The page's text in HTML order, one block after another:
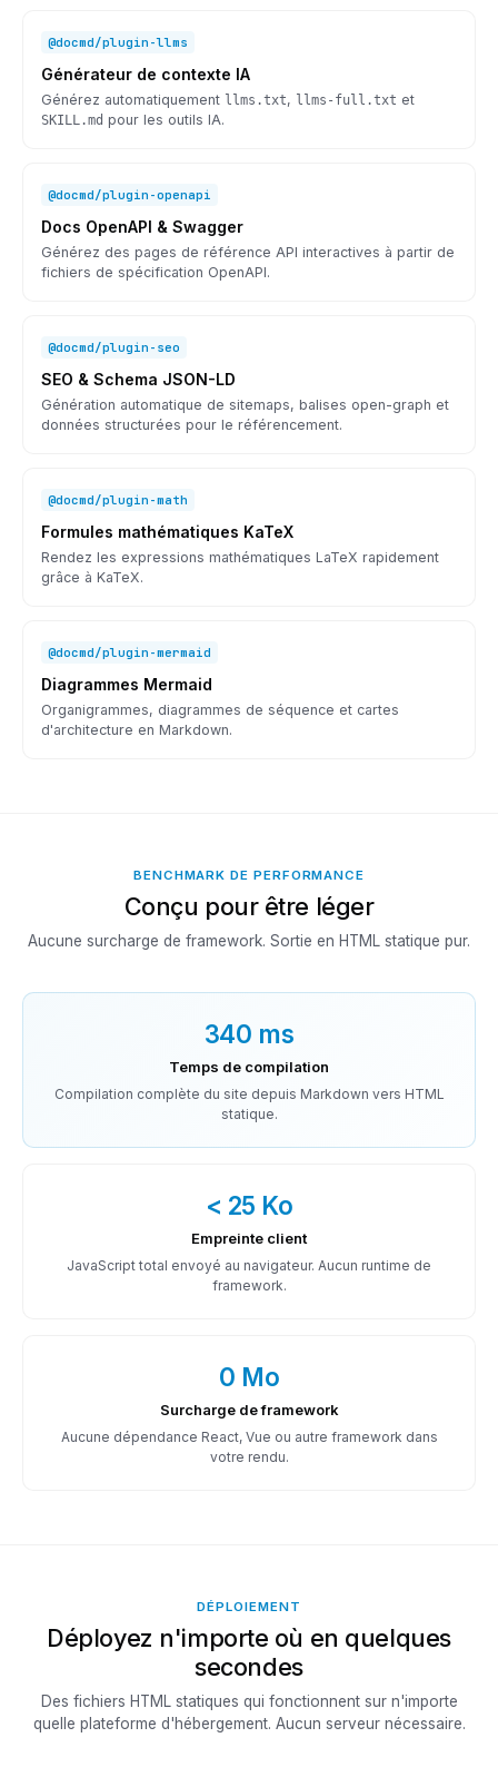
@docmd/plugin-llms
Générateur de contexte IA
Générez automatiquement llms.txt, llms-full.txt et
SKILL.md pour les outils IA.
@docmd/plugin-openapi
Docs OpenAPI & Swagger
Générez des pages de référence API interactives à partir de
fichiers de spécification OpenAPI.
@docmd/plugin-seo
SEO & Schema JSON-LD
Génération automatique de sitemaps, balises open-graph et
données structurées pour le référencement.
@docmd/plugin-math
Formules mathématiques KaTeX
Rendez les expressions mathématiques LaTeX rapidement
grâce à KaTeX.
@docmd/plugin-mermaid
Diagrammes Mermaid
Organigrammes, diagrammes de séquence et cartes
d'architecture en Markdown.
BENCHMARK DE PERFORMANCE
Conçu pour être léger
Aucune surcharge de framework. Sortie en HTML statique pur.
340 ms
Temps de compilation
Compilation complète du site depuis Markdown vers HTML
statique.
< 25 Ko
Empreinte client
JavaScript total envoyé au navigateur. Aucun runtime de
framework.
0 Mo
Surcharge de framework
Aucune dépendance React, Vue ou autre framework dans
votre rendu.
DÉPLOIEMENT
Déployez n'importe où en quelques
secondes
Des fichiers HTML statiques qui fonctionnent sur n'importe
quelle plateforme d'hébergement. Aucun serveur nécessaire.